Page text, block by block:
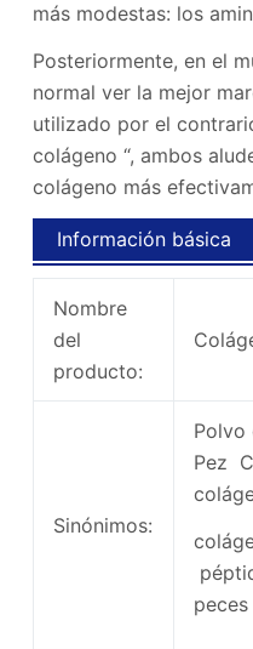
más modestas: los
Posteriormente, en el
normal ver la mejor
utilizado por el
colágeno “, ambos
colágeno más
Información básica
Nombre
del
producto:
Sinónimos:
Polvo
Pez
peces